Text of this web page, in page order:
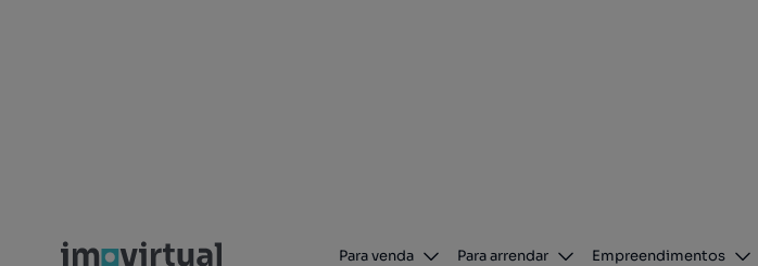
Para venda Para arrendar Empreendimentos